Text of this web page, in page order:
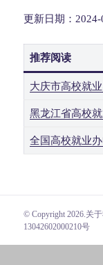
更新日期：2024-
推荐阅读
大庆市高校就
黑龙江省高校
全国高校就业
© Copyright 2026. 关
13042602000210号